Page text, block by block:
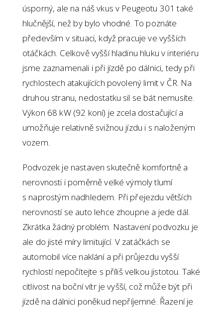
úsporný, ale na náš vkus v Peugeotu 301 také
hlučnější, než by bylo vhodné. To poznáte
především v situaci, když pracuje ve vyšších
otáčkách. Celkově vyšší hladinu hluku v interiéru
jsme zaznamenali i při jízdě po dálnici, tedy při
rychlostech atakujících povolený limit v ČR. Na
druhou stranu, nedostatku sil se bát nemusíte.
Výkon 68 kW (92 koní) je zcela dostačující a
umožňuje relativně svižnou jízdu i s naloženým
vozem.
Podvozek je nastaven skutečně komfortně a
nerovnosti i poměrně velké výmoly tlumí
s naprostým nadhledem. Při přejezdu větších
nerovností se auto lehce zhoupne a jede dál.
Zkrátka žádný problém. Nastavení podvozku je
ale do jisté míry limitující. V zatáčkách se
automobil více naklání a při průjezdu vyšší
rychlostí nepočítejte s příliš velkou jistotou. Také
citlivost na boční vítr je vyšší, což může být při
jízdě na dálnici poněkud nepříjemné. Řazení je